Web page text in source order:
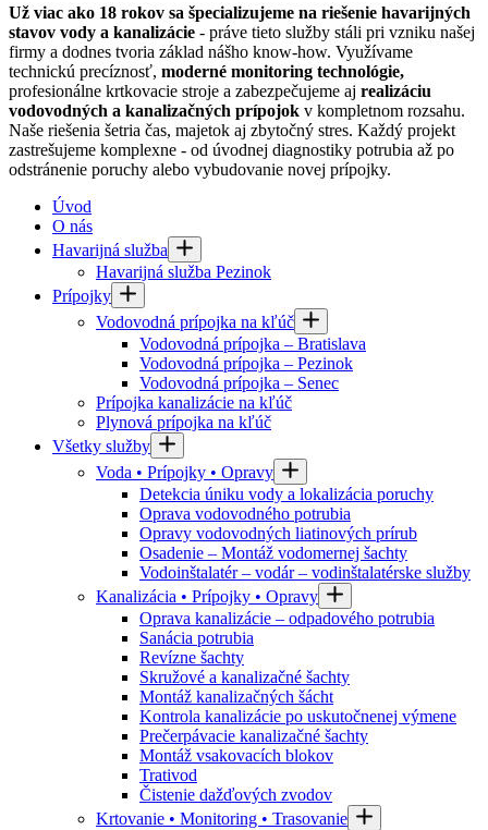
Už viac ako 18 rokov sa špecializujeme na riešenie havarijných
stavov vody a kanalizácie - práve tieto služby stáli pri vzniku našej
firmy a dodnes tvoria základ nášho know-how. Využívame
technickú precíznosť, moderné monitoring technológie,
profesionálne krtkovacie stroje a zabezpečujeme aj realizáciu
vodovodných a kanalizačných prípojok v kompletnom rozsahu.
Naše riešenia šetria čas, majetok aj zbytočný stres. Každý projekt
zastrešujeme komplexne - od úvodnej diagnostiky potrubia až po
odstránenie poruchy alebo vybudovanie novej prípojky.
Úvod
O nás
Havarijná služba
Havarijná služba Pezinok
Prípojky
Vodovodná prípojka na kľúč
Vodovodná prípojka – Bratislava
Vodovodná prípojka – Pezinok
Vodovodná prípojka – Senec
Prípojka kanalizácie na kľúč
Plynová prípojka na kľúč
Všetky služby
Voda • Prípojky • Opravy
Detekcia úniku vody a lokalizácia poruchy
Oprava vodovodného potrubia
Opravy vodovodných liatinových prírub
Osadenie – Montáž vodomernej šachty
Vodoinštalatér – vodár – vodinštalatérske služby
Kanalizácia • Prípojky • Opravy
Oprava kanalizácie – odpadového potrubia
Sanácia potrubia
Revízne šachty
Skružové a kanalizačné šachty
Montáž kanalizačných šácht
Kontrola kanalizácie po uskutočnenej výmene
Prečerpávacie kanalizačné šachty
Montáž vsakovacích blokov
Trativod
Čistenie dažďových zvodov
Krtovanie • Monitoring • Trasovanie